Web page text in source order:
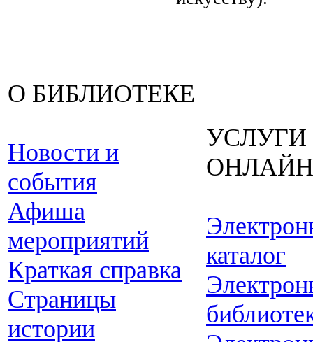
О БИБЛИОТЕКЕ
Новости и
события
Афиша
мероприятий
Краткая справка
Страницы
истории
УСЛУГИ
ОНЛАЙН
каталог